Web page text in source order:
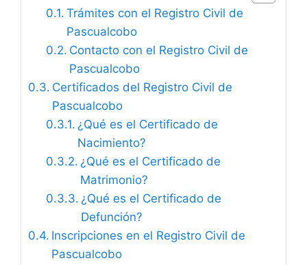
Trámites con el Registro Civil de
Pascualcobo
Contacto con el Registro Civil de
Pascualcobo
Certificados del Registro Civil de
Pascualcobo
¿Qué es el Certificado de
Nacimiento?
¿Qué es el Certificado de
Matrimonio?
¿Qué es el Certificado de
Defunción?
Inscripciones en el Registro Civil de
Pascualcobo